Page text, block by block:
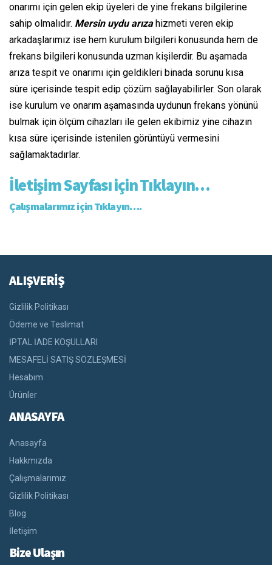
onarımı için gelen ekip üyeleri de yine frekans bilgilerine
sahip olmalıdır. Mersin uydu arızahizmeti veren ekip
arkadaşlarımız ise hem kurulum bilgileri konusunda hem de
frekans bilgileri konusunda uzman kişilerdir. Bu aşamada
arıza tespit ve onarımı için geldikleri binada sorunu kısa
süre içerisinde tespit edip çözüm sağlayabilirler. Son olarak
ise kurulum ve onarım aşamasında uydunun frekans yönünü
bulmak için ölçüm cihazları ile gelen ekibimiz yine cihazın
kısa süre içerisinde istenilen görüntüyü vermesini
sağlamaktadırlar.
İletişim Sayfası için Tıklayın…
Çalışmalarımız için Tıklayın….
ALIŞVERİŞ
Gizlilik Politikası
Ödeme ve Teslimat
İPTAL İADE KOŞULLARI
MESAFELİ SATIŞ SÖZLEŞMESİ
Hesabım
Ürünler
ANASAYFA
Anasayfa
Hakkmızda
Çalışmalarımız
Gizlilik Politikası
Blog
İletişim
Bize Ulaşın